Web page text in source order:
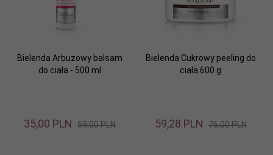
Bielenda Arbuzowy balsam
do ciała - 500 ml
35,00 PLN 59,00 PLN
Bielenda Cukrowy peeling do
ciała 600 g
59,28 PLN 76,00 PLN